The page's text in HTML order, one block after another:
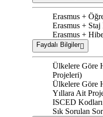
Erasmus +
Erasmus +
Erasmus +
Faydalı Bilgiler
Ülkelere Göre
Projeleri)
Ülkelere Göre
Yıllara Ait
ISCED Kodları
Sık Sorulan